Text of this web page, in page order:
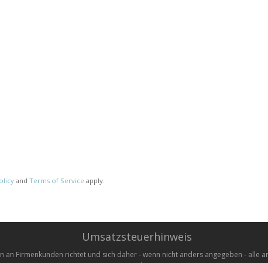
and Terms of Service apply.
Umsatzsteuerhinweis
an Firmenkunden richtet und sich daher - wenn nicht anders angegeben - alle